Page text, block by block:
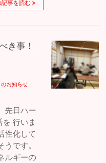
記事を読む
き事！
のお知らせ
先日ハー
行いま
性化して
うです。
ルギーの